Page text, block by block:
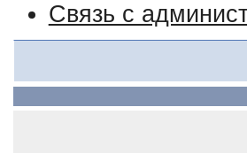
Связь с